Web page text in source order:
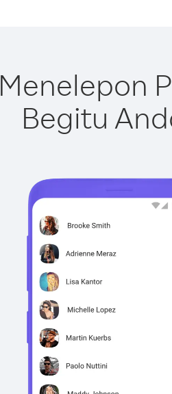
Menelepon
Begitu